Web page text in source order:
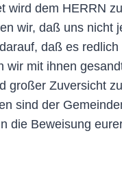
wird dem HERRN
wir, daß uns nicht
daß es
wir mit ihnen
großer Zuversicht
sind der
die Beweisung